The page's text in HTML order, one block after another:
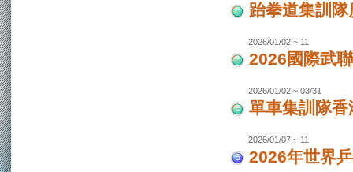
跆拳道集訓
2026/01/02 ~ 11
2026國際武
2026/01/02 ~ 03/31
單車集訓隊
2026/01/07 ~ 11
2026年世界